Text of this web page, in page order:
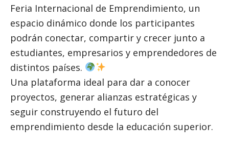
Feria Internacional de Emprendimiento, un
espacio dinámico donde los participantes
podrán conectar, compartir y crecer junto a
estudiantes, empresarios y emprendedores de
distintos países.
Una plataforma ideal para dar a conocer
proyectos, generar alianzas estratégicas y
seguir construyendo el futuro del
emprendimiento desde la educación superior.